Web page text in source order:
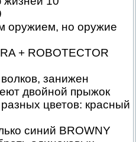
оружием, но оружие
+ ROBOTECTOR
занижен
двойной прыжок
цветов: красный
синий BROWNY